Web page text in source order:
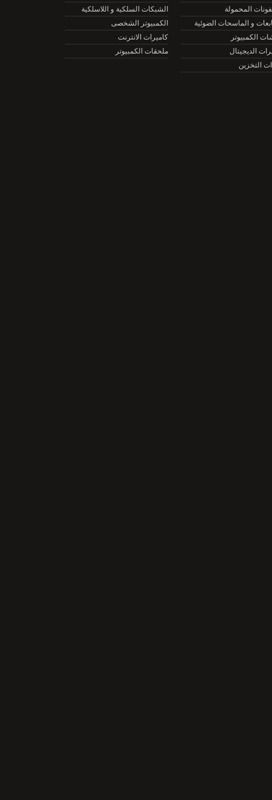
المحمولة
الشبكات السلكية و اللاسلكية
و الماسحات الضوئية
الكمبيوتر الشخصى
كاميرات الانترنت
الديجيتال
ملحقات الكمبيوتر